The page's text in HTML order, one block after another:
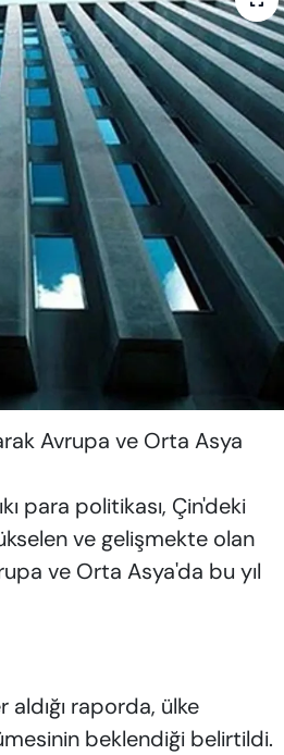
Avrupa ve Orta Asya
para politikası, Çin'deki
ve gelişmekte olan
ve Orta Asya'da bu yıl
raporda, ülke
beklendiği belirtildi.